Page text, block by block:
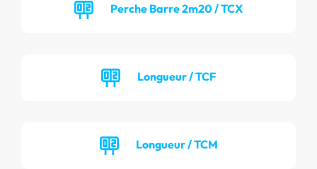
Perche Barre 2m20 / TCX
Longueur / TCF
Longueur / TCM